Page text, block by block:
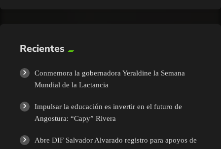
Recientes
Conmemora la gobernadora Yeraldine la Semana
Mundial de la Lactancia
Impulsar la educación es invertir en el futuro de
Angostura: “Capy” Rivera
Abre DIF Salvador Alvarado registro para apoyos de